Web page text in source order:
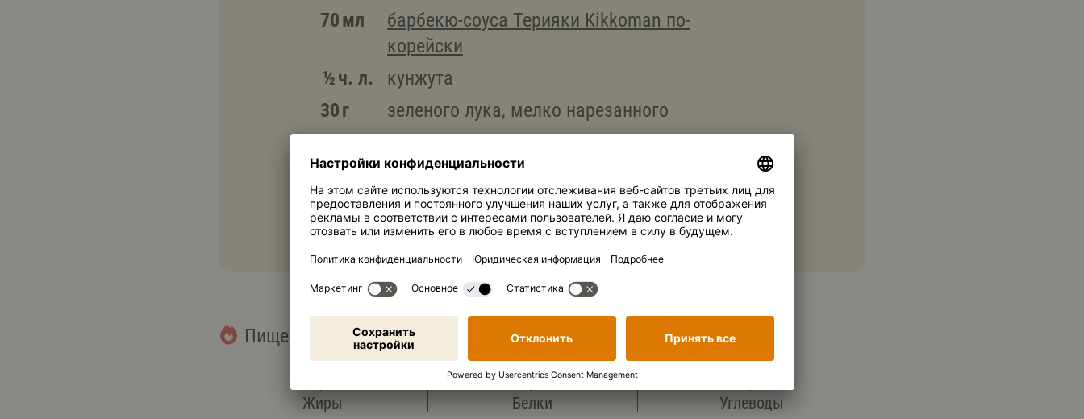
70 мл
барбекю-соуса Терияки Kikkoman по-
корейски
½ ч. л.
кунжута
30 г
зеленого лука, мелко нарезанного
Копировать ингредиенты
Пищевая ценность (на порцию): 4 474 кДж 1 071 ккал
Жиры
50,5 г
Белки Углеводы